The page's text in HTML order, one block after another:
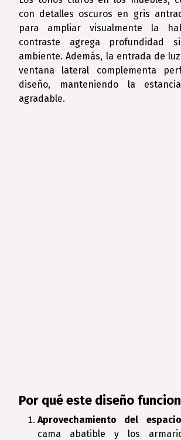
con detalles oscuros en gris
para ampliar visualmente la
contraste agrega profundidad
ambiente. Además, la entrada de
ventana lateral complementa
diseño, manteniendo la
agradable.
Por qué este diseño
Aprovechamiento del
cama abatible y los